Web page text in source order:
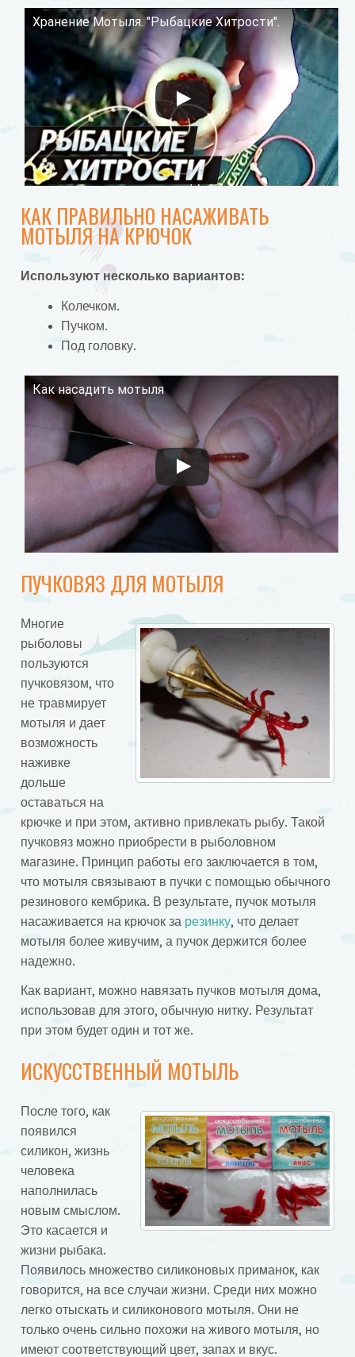
Хранение Мотыля. "Рыбацкие Хитрости".
Смотрите это видео на YouTube
КАК ПРАВИЛЬНО НАСАЖИВАТЬ
МОТЫЛЯ НА КРЮЧОК
Используют несколько вариантов:
Колечком.
Пучком.
Под головку.
Как насадить мотыля
Смотрите это видео на YouTube
ПУЧКОВЯЗ ДЛЯ МОТЫЛЯ
Многие
рыболовы
пользуются
пучковязом, что
не травмирует
мотыля и дает
возможность
наживке
дольше
оставаться на
крючке и при этом, активно привлекать рыбу. Такой
пучковяз можно приобрести в рыболовном
магазине. Принцип работы его заключается в том,
что мотыля связывают в пучки с помощью обычного
резинового кембрика. В результате, пучок мотыля
насаживается на крючок за резинку, что делает
мотыля более живучим, а пучок держится более
надежно.
Как вариант, можно навязать пучков мотыля дома,
использовав для этого, обычную нитку. Результат
при этом будет один и тот же.
ИСКУССТВЕННЫЙ МОТЫЛЬ
После того, как
появился
силикон, жизнь
человека
наполнилась
новым смыслом.
Это касается и
жизни рыбака.
Появилось множество силиконовых приманок, как
говорится, на все случаи жизни. Среди них можно
легко отыскать и силиконового мотыля. Они не
только очень сильно похожи на живого мотыля, но
имеют соответствующий цвет, запах и вкус.